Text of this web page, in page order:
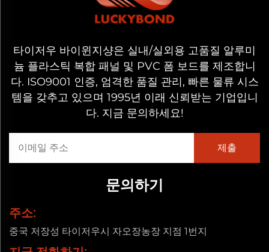
타이저우 바이윈지샹은 실내/실외용 고품질 알루미
늄 플라스틱 복합 패널 및 PVC 폼 보드를 제조합니
다. ISO9001 인증, 엄격한 품질 관리, 빠른 물류 시스
템을 갖추고 있으며 1995년 이래 신뢰받는 기업입니
다. 지금 문의하세요!
문의하기
주소:
중국 저장성 타이저우시 자오장농장 지점 1번지